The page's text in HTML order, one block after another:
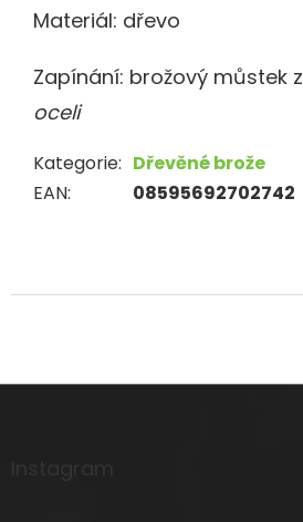
Materiál: dřevo
Zapínání: brožový můstek z
oceli
Kategorie: Dřevěné brože
EAN: 08595692702742
Z